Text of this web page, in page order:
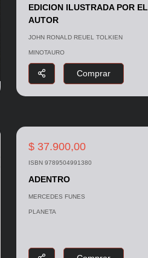
EDICION ILUSTRADA POR EL
AUTOR
JOHN RONALD REUEL TOLKIEN
MINOTAURO
Comprar
$ 37.900,00
ISBN 9789504991380
ADENTRO
MERCEDES FUNES
PLANETA